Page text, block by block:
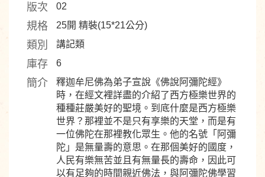
版次 02
規格 25開 精裝(15*21公分)
類別 講記類
庫存 6
簡介
釋迦牟尼佛為弟子宣說《佛說阿彌陀經》
時，在經文裡詳盡的介紹了西方極樂世界的
種種莊嚴美好的聖境。到底什麼是西方極樂
世界？那裡並不是只有享樂的天堂，而是有
一位佛陀在那裡教化眾生。他的名號「阿彌
陀」是無量壽的意思。在那個美好的國度，
人民有樂無苦並且有無量長的壽命，因此可
以有足夠的時間親近佛法，與阿彌陀佛學習